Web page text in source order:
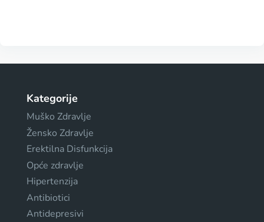
Kategorije
Muško Zdravlje
Žensko Zdravlje
Erektilna Disfunkcija
Opće zdravlje
Hipertenzija
Antibiotici
Antidepresivi